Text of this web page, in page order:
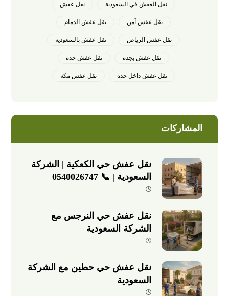
نقل العفش في السعودية نقل عفش
نقل عفش آمن نقل عفش الدمام
نقل عفش الرياض نقل عفش بالسعودية
نقل عفش بجدة نقل عفش جدة
نقل عفش داخل جدة نقل عفش مكة
المشاركات
نقل عفش حي الكعكية | الشركة
السعودية | 📞 0540026747
نقل عفش حي النرجس مع
الشركة السعودية
نقل عفش حي حطين مع الشركة
السعودية